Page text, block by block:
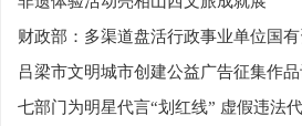
财政部：多渠道盘活行政事业单位国
吕梁市文明城市创建公益广告征集作
七部门为明星代言“划红线” 虚假违法